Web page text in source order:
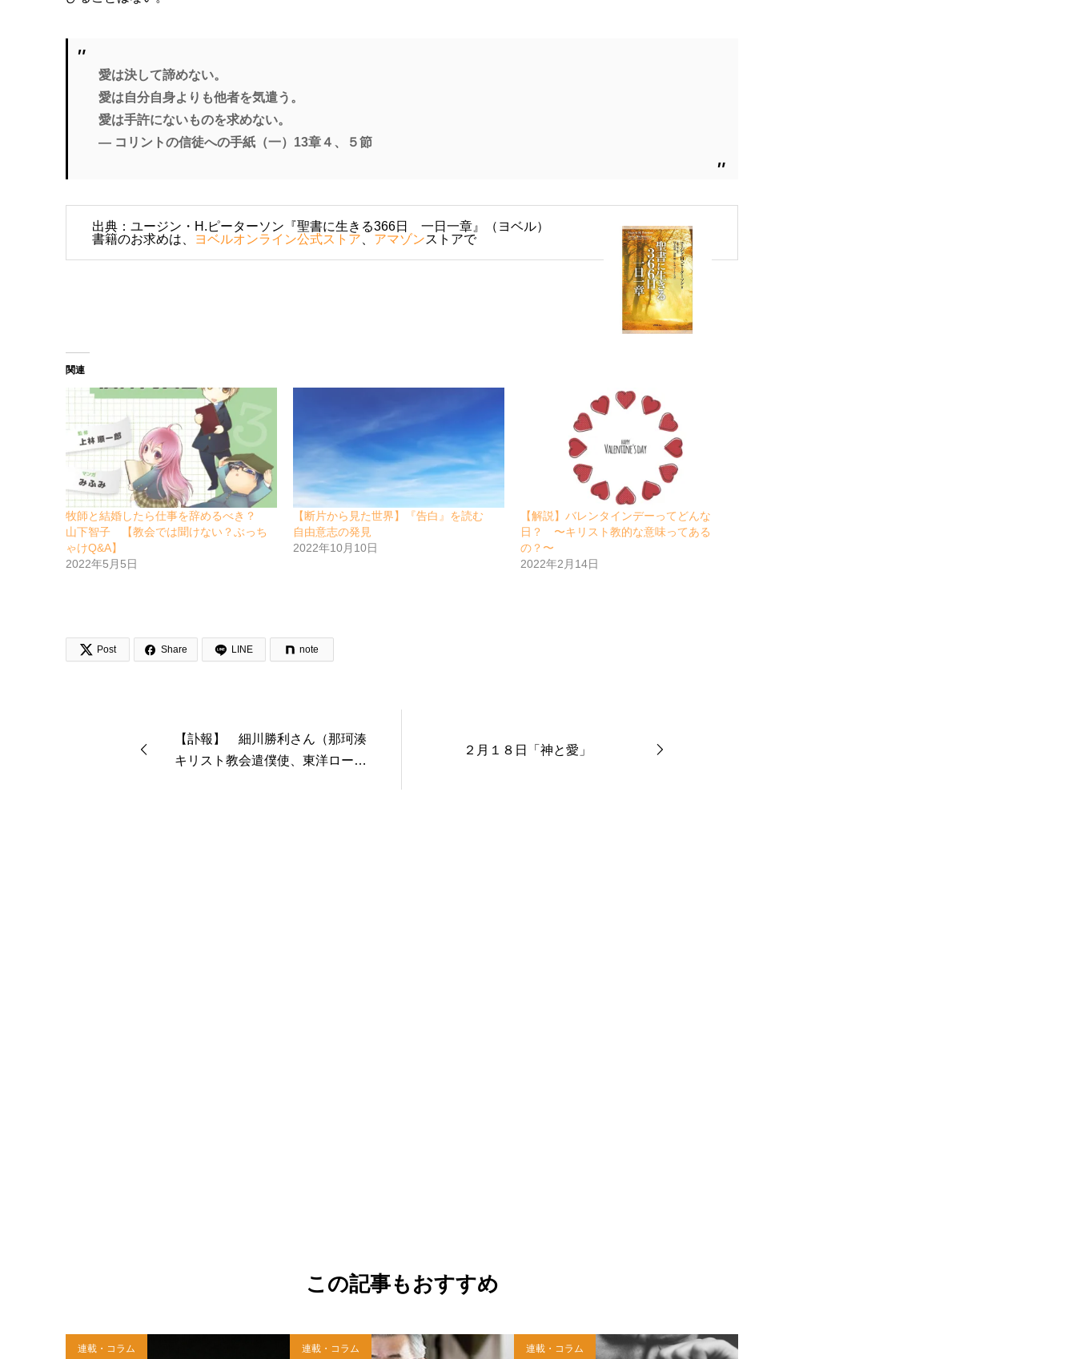
愛は決して諦めない。
愛は自分自身よりも他者を気遣う。
愛は手許にないものを求めない。
― コリントの信徒への手紙（一）13章４、５節
出典：ユージン・H.ピーターソン『聖書に生きる366日 一日一章』（ヨベル）
書籍のお求めは、
ヨベルオンライン公式ストア アマゾンストアで
関連
牧師と結婚したら仕事を辞めるべき？
山下智子 【教会では聞けない？ぶっち
ゃけQ&A】
2022年5月5日
【断片から見た世界】『告白』を読む
自由意志の発見
2022年10月10日
【解説】バレンタインデーってどんな
日？ 〜キリスト教的な意味ってある
の？〜
2022年2月14日
 Post  Share LINE note
【訃報】 細川勝利さん（那珂湊
キリスト教会遣僕使、東洋ロー
２月１８日「神と愛」
この記事もおすすめ
連載・コラム 連載・コラム 連載・コラム